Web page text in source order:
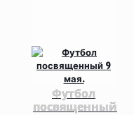
Футбол
посвященный